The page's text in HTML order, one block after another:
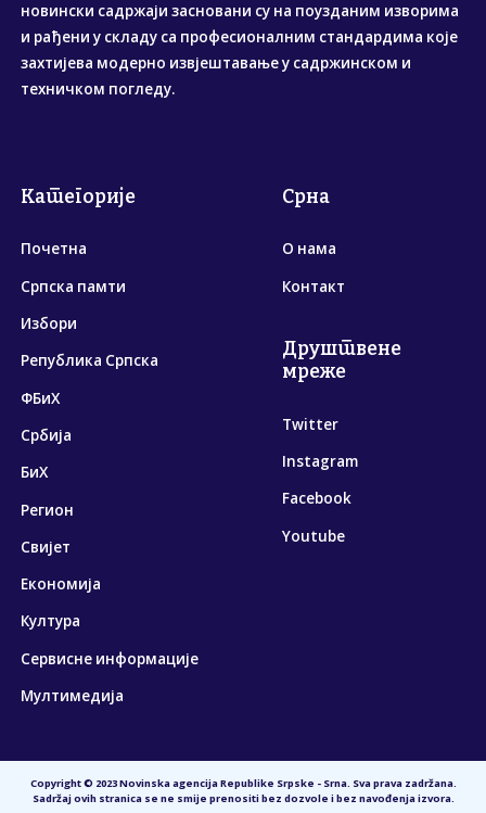
новински садржаји засновани су на поузданим изворима
и рађени у складу са професионалним стандардима које
захтијева модерно извјештавање у садржинском и
техничком погледу.
Категорије
Почетна
Српска памти
Избори
Република Српска
ФБиХ
Србија
БиХ
Регион
Свијет
Економија
Култура
Сервисне информације
Мултимедија
Срна
О нама
Контакт
Друштвене
мреже
Twitter
Instagram
Facebook
Youtube
Copyright © 2023 Novinska agencija Republike Srpske - Srna. Sva prava zadržana.
Sadržaj ovih stranica se ne smije prenositi bez dozvole i bez navođenja izvora.